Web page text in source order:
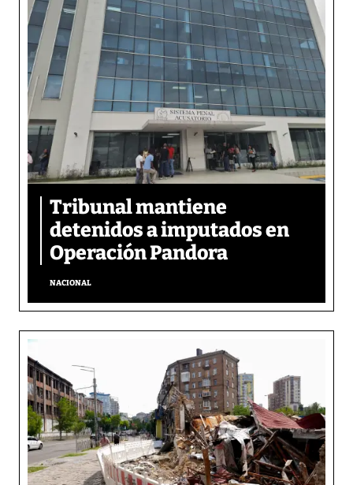
Tribunal mantiene
detenidos a imputados en
Operación Pandora
NACIONAL